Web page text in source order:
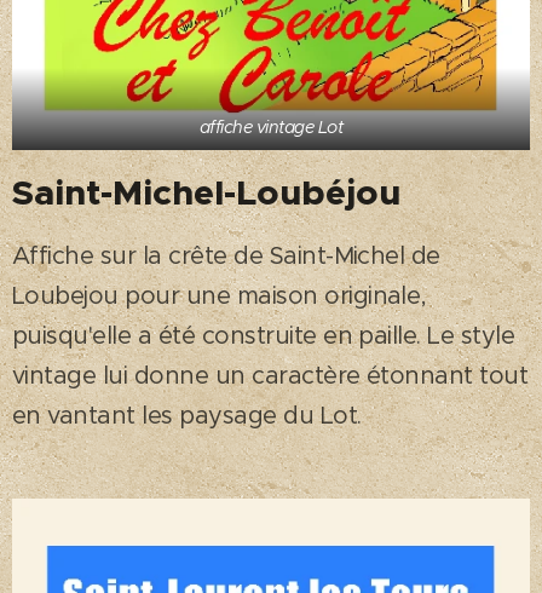
affiche vintage Lot
Saint-Michel-Loubéjou
Affiche sur la crête de Saint-Michel de
Loubejou pour une maison originale,
puisqu'elle a été construite en paille. Le style
vintage lui donne un caractère étonnant tout
en vantant les paysage du Lot.